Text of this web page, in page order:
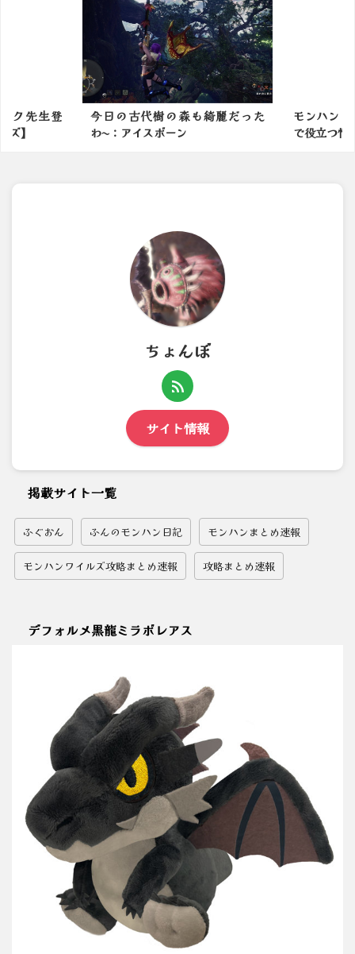
麗だった
モンハンブロガーが選ぶ「ライズ
で役立つ情報・小ネタ」1...
【サンブ
火力があ
ちょんぼ
サイト情報
掲載サイト一覧
ふぐおん ふんのモンハン日記 モンハンまとめ速報
モンハンワイルズ攻略まとめ速報 攻略まとめ速報
デフォルメ黒龍ミラボレアス